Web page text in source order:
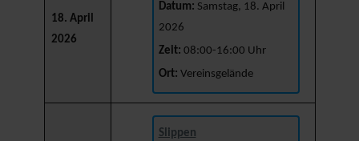
18. April
2026
Datum: Samstag, 18. April
2026
Zeit: 08:00-16:00 Uhr
Ort: Vereinsgelände
Slippen